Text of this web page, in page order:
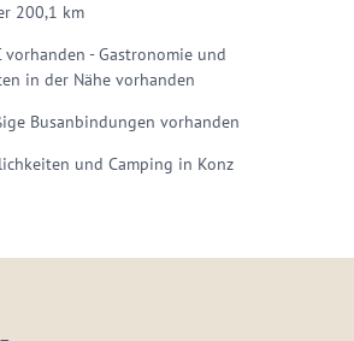
200,1 km
vorhanden - Gastronomie und
in der Nähe vorhanden
Busanbindungen vorhanden
und Camping in Konz